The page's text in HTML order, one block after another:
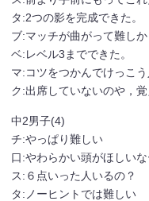
タ:2つの影を完成できた。
ブ:マッチが曲がって難しか
ベ:レベル3までできた。
マ:コツをつかんでけっこう
ク:出席していないのや，
中2男子(4)
チ:やっぱり難しい
口:やわらかい頭がほしいな
ス:６点いった人いるの？
タ:ノーヒントでは難しい